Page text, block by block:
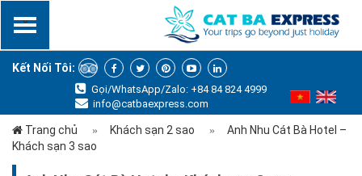
x
Kết Nối Tôi:
Gọi/WhatsApp/Zalo: +84 84 824 4999
info@catbaexpress.com
Trang chủ Khách sạn 2 sao
Anh Nhu Cát Bà Hotel –
Khách sạn 3 sao